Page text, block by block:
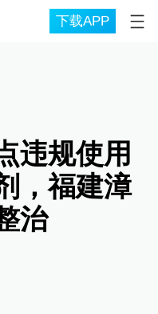
下载APP
违规使用
，福建漳
治